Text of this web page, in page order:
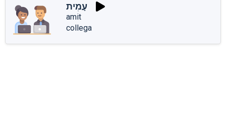
עָמִית
amit
collega